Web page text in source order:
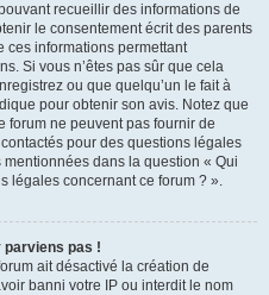
recueillir des informations de
le consentement écrit des parents
ces informations permettant
Si vous n’êtes pas sûr que cela
ou que quelqu’un le fait à
pour obtenir son avis. Notez que
forum ne peuvent pas fournir de
pour des questions légales
dans la question « Qui
légales concernant ce forum ? ».
parviens pas !
ait désactivé la création de
banni votre IP ou interdit le nom